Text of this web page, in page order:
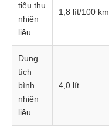
tiêu thụ
nhiên
liệu
1,8 lít/100 km
Dung
tích
bình
nhiên
liệu
4,0 lít